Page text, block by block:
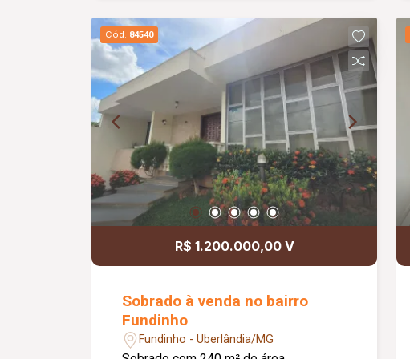
aquecida com ducha; Academia no
segundo pavimento; 04 vagas de
garagem cobertas; Diferenciais: Recuo
frontal com jardim; Árvores frutíferas;
Playground; Casa reformada;
Ambientes amplos, modernos e bem
distribuídos.
Cód. 84540
R$ 1.200.000,00 V
Sobrado à venda no bairro
Fundinho
Fundinho - Uberlândia/MG